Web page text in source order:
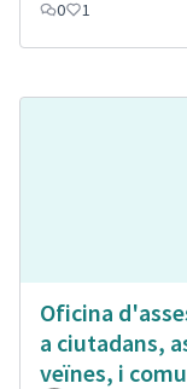
0
1
Oficina
a ciutadans,
veïnes, i